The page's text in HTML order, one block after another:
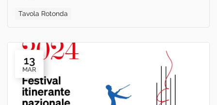
Tavola Rotonda
13
MAR